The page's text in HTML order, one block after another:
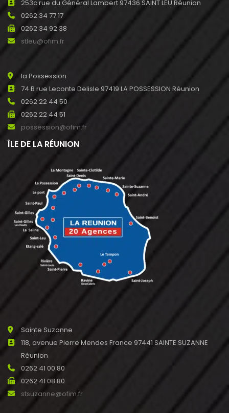
253c rue du Général Lambert 97436 SAINT LEU Réunion
0262 34 77 17
0262 34 92 38
stleu@ofim.fr
la Possession
74 B rue Leconte Delisle 97419 LA POSSESSION Réunion
0262 22 44 50
0262 22 44 51
possession@ofim.fr
ÎLE DE LA RÉUNION
Sainte Suzanne
118, avenue Pierre Mendes France 97441 SAINTE SUZANNE
Réunion
0262 41 00 80
0262 41 08 80
stsuzanne@ofim.fr